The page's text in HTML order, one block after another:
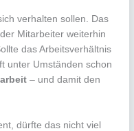
verhalten sollen. Das
Mitarbeiter weiterhin
das Arbeitsverhältnis
unter Umständen schon
– und damit den
dürfte das nicht viel